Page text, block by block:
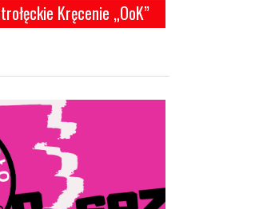
Kręcenie „OoK”